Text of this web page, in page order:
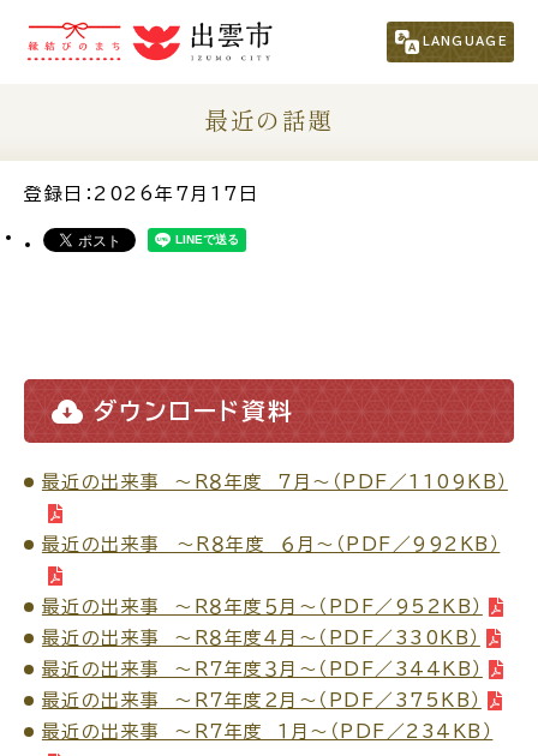
LANGUAGE
市民の方 （くらし・行政・議会）
観光される方
移住・定住をお考えの方
場面から探す
最近の話題
登録日：2026年7月17日
ダウンロード資料
最近の出来事 ～R８年度 ７月～（PDF／1109KB）
最近の出来事 ～R８年度 ６月～（PDF／992KB）
最近の出来事 ～Ｒ８年度５月～（PDF／952KB）
最近の出来事 ～R８年度４月～（PDF／330KB）
最近の出来事 ～Ｒ７年度３月～（PDF／344KB）
最近の出来事 ～Ｒ７年度２月～（PDF／375KB）
最近の出来事 ～Ｒ７年度 １月～（PDF／234KB）